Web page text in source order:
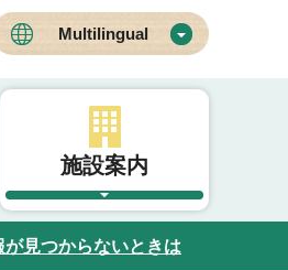
Multilingual
施設案内
が見つからないときは